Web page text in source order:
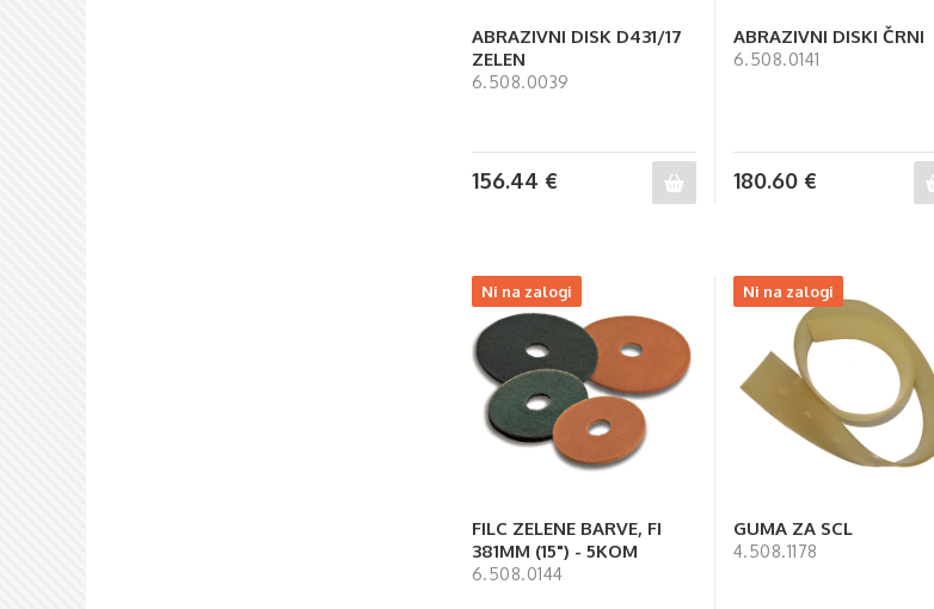
ABRAZIVNI DISK D431/17
ZELEN
6.508.0039
156.44 €
ABRAZIVNI DISKI ČRNI
6.508.0141
180.60 €
Ni na zalogi
FILC ZELENE BARVE, FI
381MM (15") - 5KOM
6.508.0144
Ni na zalogi
GUMA ZA SCL
4.508.1178